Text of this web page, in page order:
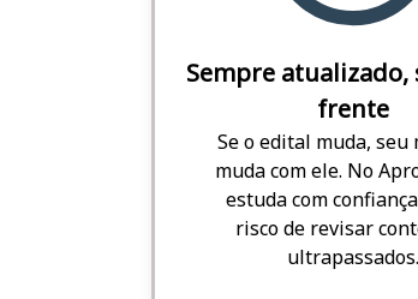
Sempre atualizado,
frente
Se o edital muda, seu
muda com ele. No
estuda com
risco de revisar
ultrapassados.